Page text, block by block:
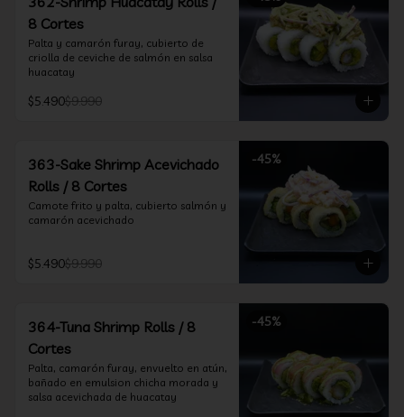
8 Cortes
Palta y camarón furay, cubierto de
criolla de ceviche de salmón en salsa
huacatay
$5.490$9.990
-45%
363-Sake Shrimp Acevichado
Rolls / 8 Cortes
Camote frito y palta, cubierto salmón y
camarón acevichado
$5.490$9.990
-45%
364-Tuna Shrimp Rolls / 8
Cortes
Palta, camarón furay, envuelto en atún,
bañado en emulsion chicha morada y
salsa acevichada de huacatay